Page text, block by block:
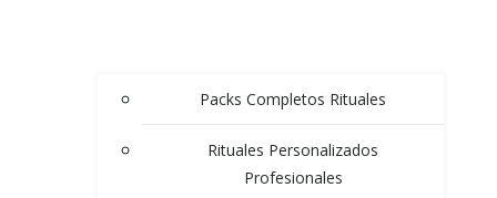
Packs Completos Rituales
Rituales Personalizados
Profesionales